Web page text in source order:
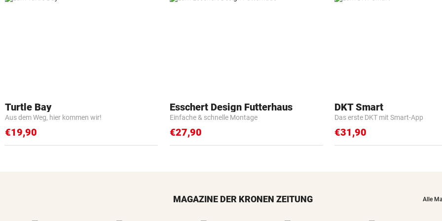
Turtle Bay
Aus dem Weg, hier kommen wir!
€19,90
Esschert Design Futterhaus
Einfache & schnelle Montage
€27,90
DKT Smart
Das erste DKT mit Smart-App
€31,90
MAGAZINE DER KRONEN ZEITUNG Alle